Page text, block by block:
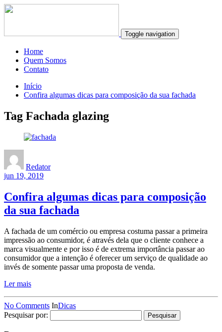
Toggle navigation
Home
Quem Somos
Contato
Início
Confira algumas dicas para composição da sua fachada
Tag Fachada glazing
Redator
jun 19, 2019
Confira algumas dicas para composição
da sua fachada
A fachada de um comércio ou empresa costuma passar a primeira
impressão ao consumidor, é através dela que o cliente conhece a
marca visualmente e por isso é de extrema importância passar ao
consumidor que a intenção é oferecer um serviço de qualidade ao
invés de somente passar uma proposta de venda.
Ler mais
No Comments InDicas
Pesquisar por: